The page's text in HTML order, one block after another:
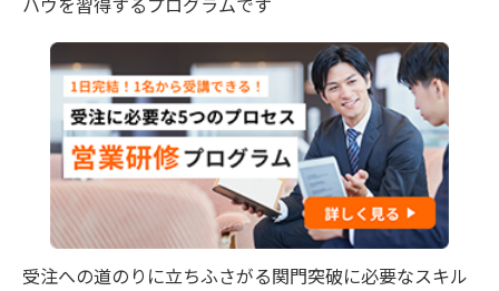
受注への道のりに立ちふさがる関門突破に必要なスキル